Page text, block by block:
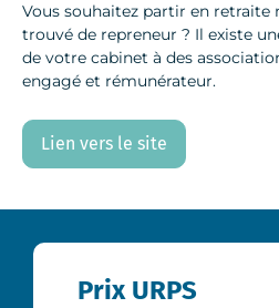
Vous souhaitez partir en retraite
trouvé de repreneur ? Il existe
de votre cabinet à des
engagé et rémunérateur.
Lien vers le site
Prix URPS